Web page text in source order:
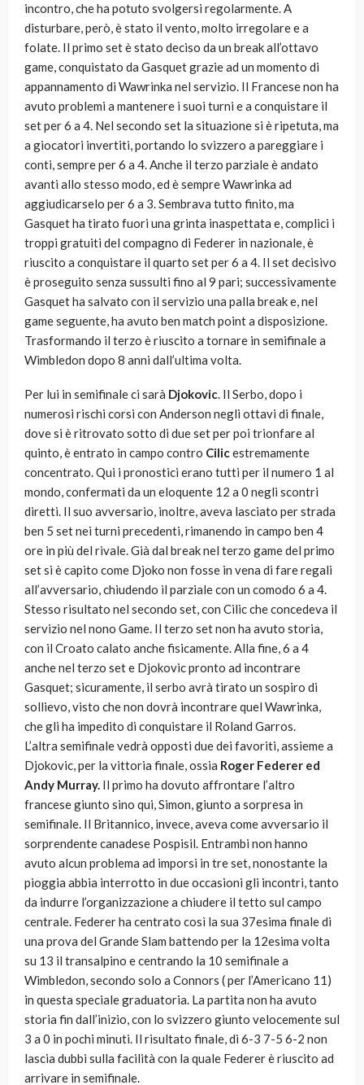
incontro, che ha potuto svolgersi regolarmente. A
disturbare, però, è stato il vento, molto irregolare e a
folate. Il primo set è stato deciso da un break all’ottavo
game, conquistato da Gasquet grazie ad un momento di
appannamento di Wawrinka nel servizio. Il Francese non ha
avuto problemi a mantenere i suoi turni e a conquistare il
set per 6 a 4. Nel secondo set la situazione si è ripetuta, ma
a giocatori invertiti, portando lo svizzero a pareggiare i
conti, sempre per 6 a 4. Anche il terzo parziale è andato
avanti allo stesso modo, ed è sempre Wawrinka ad
aggiudicarselo per 6 a 3. Sembrava tutto finito, ma
Gasquet ha tirato fuori una grinta inaspettata e, complici i
troppi gratuiti del compagno di Federer in nazionale, è
riuscito a conquistare il quarto set per 6 a 4. Il set decisivo
è proseguito senza sussulti fino al 9 pari; successivamente
Gasquet ha salvato con il servizio una palla break e, nel
game seguente, ha avuto ben match point a disposizione.
Trasformando il terzo è riuscito a tornare in semifinale a
Wimbledon dopo 8 anni dall’ultima volta.
Per lui in semifinale ci sarà Djokovic. Il Serbo, dopo i
numerosi rischi corsi con Anderson negli ottavi di finale,
dove si è ritrovato sotto di due set per poi trionfare al
quinto, è entrato in campo contro Cilicestremamente
concentrato. Qui i pronostici erano tutti per il numero 1 al
mondo, confermati da un eloquente 12 a 0 negli scontri
diretti. Il suo avversario, inoltre, aveva lasciato per strada
ben 5 set nei turni precedenti, rimanendo in campo ben 4
ore in più del rivale. Già dal break nel terzo game del primo
set si è capito come Djoko non fosse in vena di fare regali
all’avversario, chiudendo il parziale con un comodo 6 a 4.
Stesso risultato nel secondo set, con Cilic che concedeva il
servizio nel nono Game. Il terzo set non ha avuto storia,
con il Croato calato anche fisicamente. Alla fine, 6 a 4
anche nel terzo set e Djokovic pronto ad incontrare
Gasquet; sicuramente, il serbo avrà tirato un sospiro di
sollievo, visto che non dovrà incontrare quel Wawrinka,
che gli ha impedito di conquistare il Roland Garros.
L’altra semifinale vedrà opposti due dei favoriti, assieme a
Djokovic, per la vittoria finale, ossia Roger Federer ed
Andy Murray. Il primo ha dovuto affrontare l’altro
francese giunto sino qui, Simon, giunto a sorpresa in
semifinale. Il Britannico, invece, aveva come avversario il
sorprendente canadese Pospisil. Entrambi non hanno
avuto alcun problema ad imporsi in tre set, nonostante la
pioggia abbia interrotto in due occasioni gli incontri, tanto
da indurre l’organizzazione a chiudere il tetto sul campo
centrale. Federer ha centrato così la sua 37esima finale di
una prova del Grande Slam battendo per la 12esima volta
su 13 il transalpino e centrando la 10 semifinale a
Wimbledon, secondo solo a Connors ( per l’Americano 11)
in questa speciale graduatoria. La partita non ha avuto
storia fin dall’inizio, con lo svizzero giunto velocemente sul
3 a 0 in pochi minuti. Il risultato finale, di 6-3 7-5 6-2 non
lascia dubbi sulla facilità con la quale Federer è riuscito ad
arrivare in semifinale.